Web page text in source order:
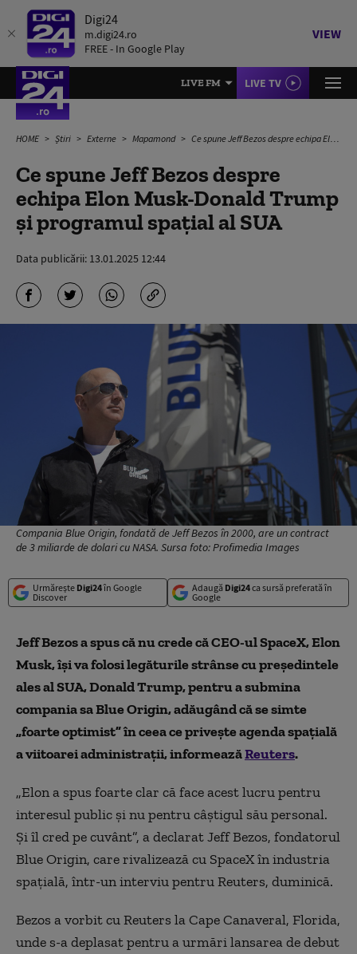
Digi24
m.digi24.ro
FREE - In Google Play
VIEW
LIVE FM LIVE TV
HOME Știri Externe Mapamond Ce spune Jeff Bezos despre echipa Elon Musk-Donald Trump și programul spațial al SUA
Ce spune Jeff Bezos despre
echipa Elon Musk-Donald Trump
și programul spațial al SUA
Data publicării: 13.01.2025 12:44
Compania Blue Origin, fondată de Jeff Bezos în 2000, are un contract
de 3 miliarde de dolari cu NASA. Sursa foto: Profimedia Images
Urmărește Digi24în Google
Discover
Adaugă Digi24ca sursă preferată în
Google
Jeff Bezos a spus că nu crede că CEO-ul SpaceX, Elon
Musk, își va folosi legăturile strânse cu președintele
ales al SUA, Donald Trump, pentru a submina
compania sa Blue Origin, adăugând că se simte
„foarte optimist” în ceea ce privește agenda spațială
a viitoarei administrații, informeazăReuters.
„Elon a spus foarte clar că face acest lucru pentru
interesul public și nu pentru câștigul său personal.
Și îl cred pe cuvânt”, a declarat Jeff Bezos, fondatorul
Blue Origin, care rivalizează cu SpaceX în industria
spațială, într-un interviu pentru Reuters, duminică.
Bezos a vorbit cu Reuters la Cape Canaveral, Florida,
unde s-a deplasat pentru a urmări lansarea de debut